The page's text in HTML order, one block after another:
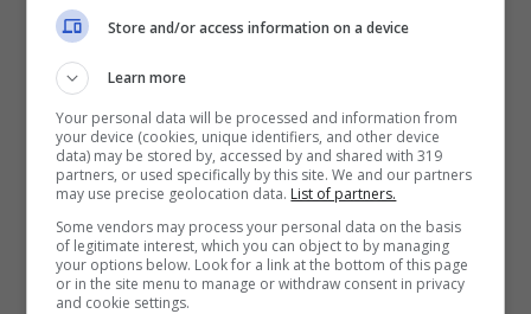
Visualizza questo post su Instagram
Store and/or access information on a device
Learn more
Your personal data will be processed and information from
your device (cookies, unique identifiers, and other device
data) may be stored by, accessed by and shared with 319
partners, or used specifically by this site. We and our partners
may use precise geolocation data. List of partners.
Some vendors may process your personal data on the basis
of legitimate interest, which you can object to by managing
your options below. Look for a link at the bottom of this page
or in the site menu to manage or withdraw consent in privacy
and cookie settings.